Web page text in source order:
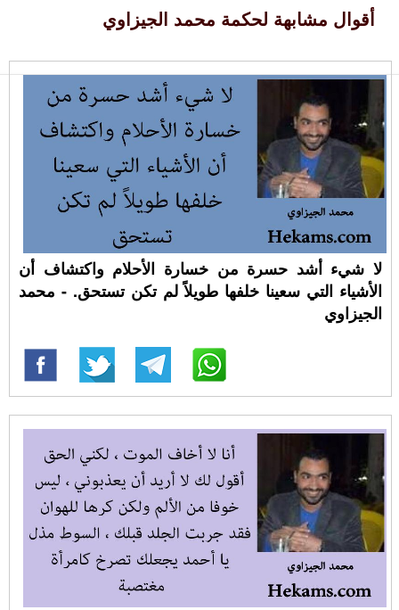
أقوال مشابهة لحكمة محمد الجيزاوي
لا شيء أشد حسرة من خسارة الأحلام واكتشاف أن
الأشياء التي سعينا خلفها طويلاً لم تكن تستحق. - محمد
الجيزاوي